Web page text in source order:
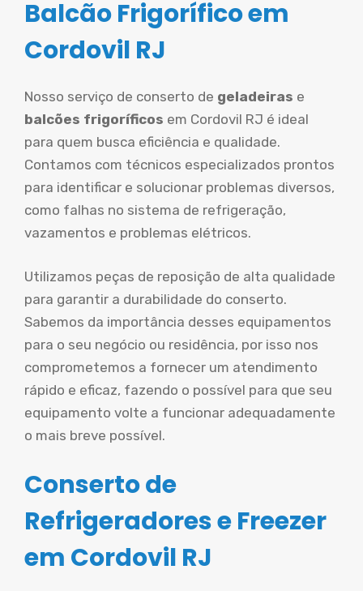
Balcão Frigorífico em
Cordovil RJ
Nosso serviço de conserto de geladeiras e
balcões frigoríficos em Cordovil RJ é ideal
para quem busca eficiência e qualidade.
Contamos com técnicos especializados prontos
para identificar e solucionar problemas diversos,
como falhas no sistema de refrigeração,
vazamentos e problemas elétricos.
Utilizamos peças de reposição de alta qualidade
para garantir a durabilidade do conserto.
Sabemos da importância desses equipamentos
para o seu negócio ou residência, por isso nos
comprometemos a fornecer um atendimento
rápido e eficaz, fazendo o possível para que seu
equipamento volte a funcionar adequadamente
o mais breve possível.
Conserto de
Refrigeradores e Freezer
em Cordovil RJ